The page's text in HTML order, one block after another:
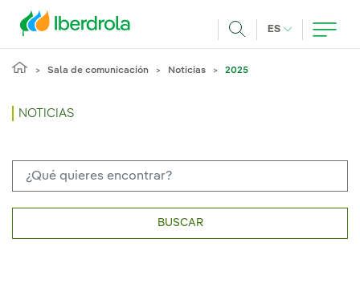
ES IDIOMA
Sala de comunicación Noticias 2025
NOTICIAS
BUSCAR